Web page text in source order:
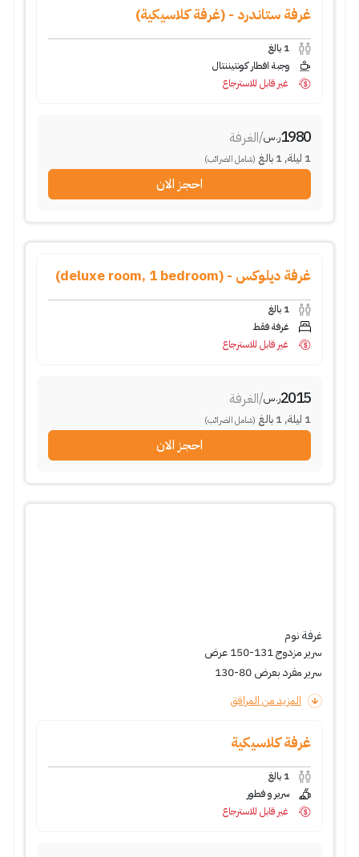
غرفة ستاندرد - (غرفة كلاسيكية)
1 بالغ
وجبة افطار كونتيننتال
غير قابل للاسترجاع
1980ر.س/الغرفة
1 ليلة,
1 بالغ (شامل الضرائب)
احجز الان
غرفة ديلوكس - (deluxe room, 1 bedroom)
1 بالغ
غرفة فقط
غير قابل للاسترجاع
2015ر.س/الغرفة
1 ليلة,
1 بالغ (شامل الضرائب)
احجز الان
غرفة نوم
سرير مزدوج 131-150 عرض
سرير مفرد بعرض 80-130
المزيد من المرافق
غرفة كلاسيكية
1 بالغ
سرير و فطور
غير قابل للاسترجاع